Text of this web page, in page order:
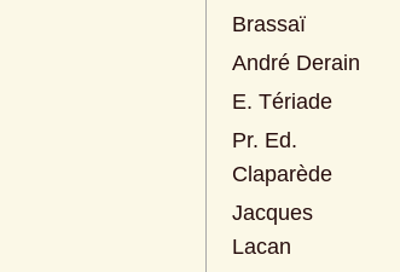
Brassaï
André Derain
E. Tériade
Pr. Ed.
Claparède
Jacques
Lacan